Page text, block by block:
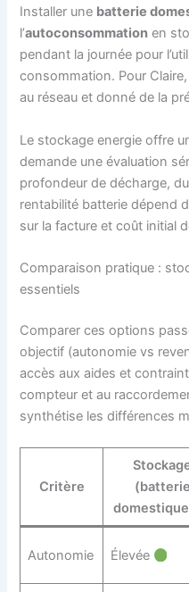
Installer une batterie
l’autoconsommation en
pendant la journée pour
consommation. Pour
au réseau et donné de la
Le stockage energie offre
demande une évaluation
profondeur de décharge,
rentabilité batterie dépend
sur la facture et coût initial
Comparaison pratique :
essentiels
Comparer ces options
objectif (autonomie vs
accès aux aides et
compteur et au
synthétise les différences
Critère
(batterie
Autonomie Élevée